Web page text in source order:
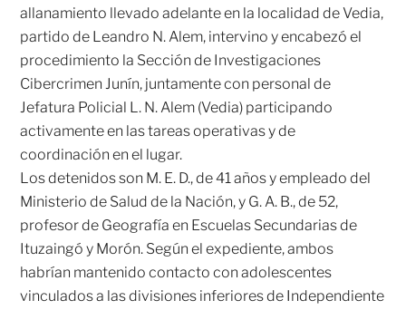
allanamiento llevado adelante en la localidad de Vedia,
partido de Leandro N. Alem, intervino y encabezó el
procedimiento la Sección de Investigaciones
Cibercrimen Junín, juntamente con personal de
Jefatura Policial L. N. Alem (Vedia) participando
activamente en las tareas operativas y de
coordinación en el lugar.
Los detenidos son M. E. D., de 41 años y empleado del
Ministerio de Salud de la Nación, y G. A. B., de 52,
profesor de Geografía en Escuelas Secundarias de
Ituzaingó y Morón. Según el expediente, ambos
habrían mantenido contacto con adolescentes
vinculados a las divisiones inferiores de Independiente